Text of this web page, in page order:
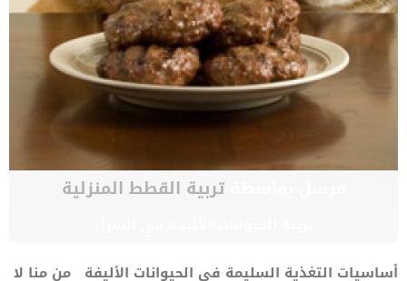
مرسل بواسطةتربية القطط المنزلية
أساسيات التغذية السليمة في الحيوانات الأليفة من منا لا